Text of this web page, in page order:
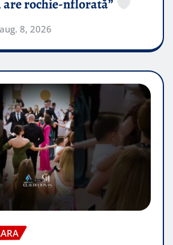
are rochie-nflorată”
aug. 8, 2026